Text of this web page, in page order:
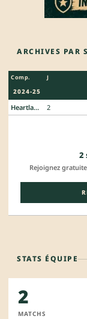
ARCHIVES PAR
Comp. J
2024-25
Heartland Championship 2
2
Rejoignez
STATS ÉQUIPE
2
MATCHS